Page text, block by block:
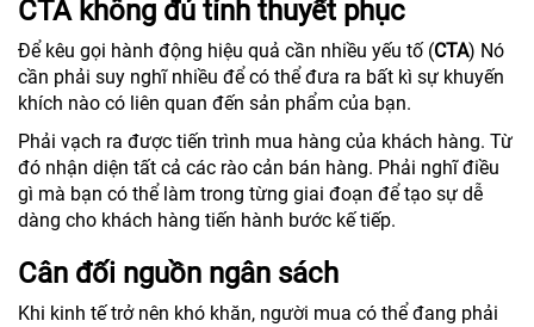
CTA không đủ tính thuyết phục
Để kêu gọi hành động hiệu quả cần nhiều yếu tố (CTA) Nó
cần phải suy nghĩ nhiều để có thể đưa ra bất kì sự khuyến
khích nào có liên quan đến sản phẩm của bạn.
Phải vạch ra được tiến trình mua hàng của khách hàng. Từ
đó nhận diện tất cả các rào cản bán hàng. Phải nghĩ điều
gì mà bạn có thể làm trong từng giai đoạn để tạo sự dễ
dàng cho khách hàng tiến hành bước kế tiếp.
Cân đối nguồn ngân sách
Khi kinh tế trở nên khó khăn, người mua có thể đang phải